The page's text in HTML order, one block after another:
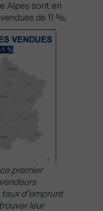
Alpes sont en
de 11 %.
premier
d’emprunt
leur